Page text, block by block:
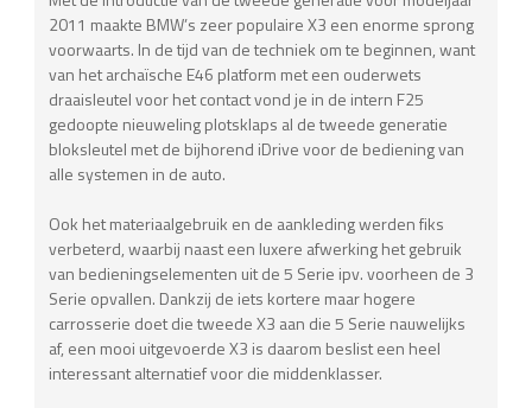
2011 maakte BMW’s zeer populaire X3 een enorme sprong
voorwaarts. In de tijd van de techniek om te beginnen, want
van het archaïsche E46 platform met een ouderwets
draaisleutel voor het contact vond je in de intern F25
gedoopte nieuweling plotsklaps al de tweede generatie
bloksleutel met de bijhorend iDrive voor de bediening van
alle systemen in de auto.
Ook het materiaalgebruik en de aankleding werden fiks
verbeterd, waarbij naast een luxere afwerking het gebruik
van bedieningselementen uit de 5 Serie ipv. voorheen de 3
Serie opvallen. Dankzij de iets kortere maar hogere
carrosserie doet die tweede X3 aan die 5 Serie nauwelijks
af, een mooi uitgevoerde X3 is daarom beslist een heel
interessant alternatief voor die middenklasser.